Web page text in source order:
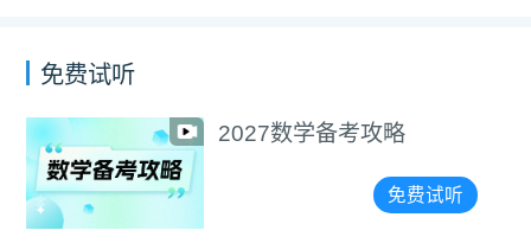
免费试听
2027数学备考攻略
免费试听